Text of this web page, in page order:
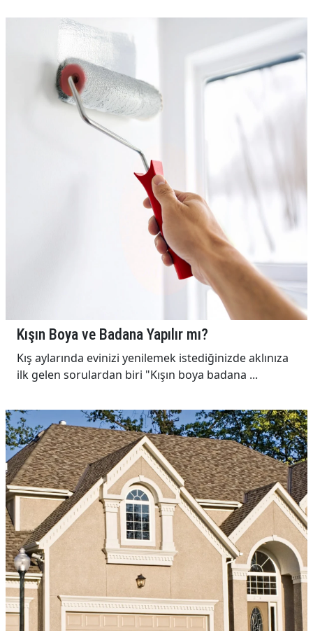
Kışın Boya ve Badana Yapılır mı?
Kış aylarında evinizi yenilemek istediğinizde aklınıza
ilk gelen sorulardan biri "Kışın boya badana ...